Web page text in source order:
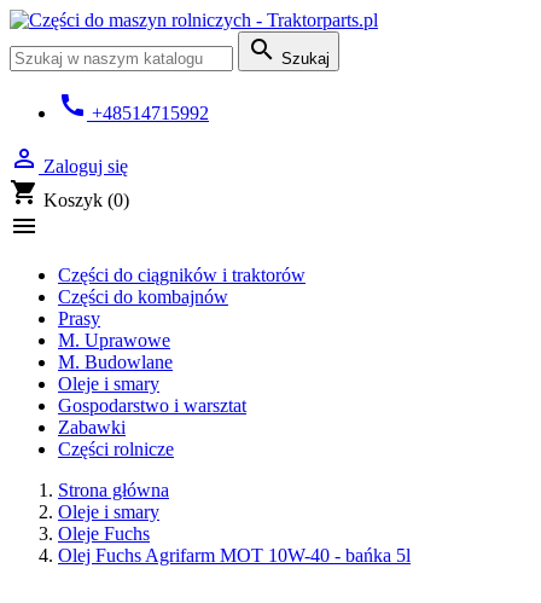
 Szukaj
call +48514715992
 Zaloguj się
shopping_cart Koszyk (0)

Części do ciągników i traktorów
Części do kombajnów
Prasy
M. Uprawowe
M. Budowlane
Oleje i smary
Gospodarstwo i warsztat
Zabawki
Części rolnicze
Strona główna
Oleje i smary
Oleje Fuchs
Olej Fuchs Agrifarm MOT 10W-40 - bańka 5l